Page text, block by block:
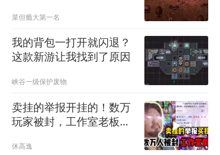
菜但瘾大第一名
我的背包一打开就闪退？
这款新游让我找到了原因
峡谷一级保护废物
卖挂的举报开挂的！数万
玩家被封，工作室老板上
休高逸